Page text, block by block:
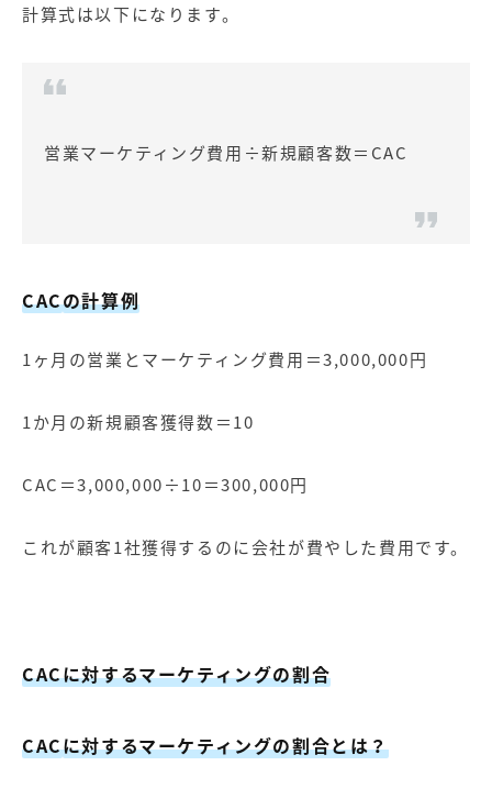
計算式は以下になります。
営業マーケティング費用÷新規顧客数＝CAC
CACの計算例
1ヶ月の営業とマーケティング費用＝3,000,000円
1か月の新規顧客獲得数＝10
CAC＝3,000,000÷10＝300,000円
これが顧客1社獲得するのに会社が費やした費用です。
CACに対するマーケティングの割合
CACに対するマーケティングの割合とは？